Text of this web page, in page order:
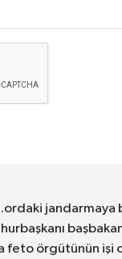
jandarmaya
feto örgütünün işi